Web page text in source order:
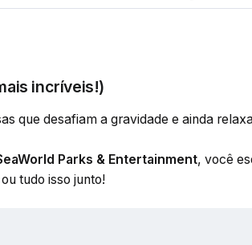
incríveis!)
que desafiam a gravidade e ainda
Parks & Entertainment, você
tudo isso junto!